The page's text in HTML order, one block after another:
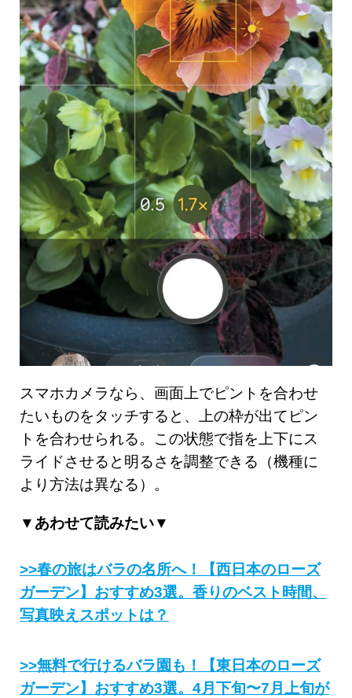
スマホカメラなら、画面上でピントを合わせ
たいものをタッチすると、上の枠が出てピン
トを合わせられる。この状態で指を上下にス
ライドさせると明るさを調整できる（機種に
より方法は異なる）。
▼あわせて読みたい▼
>>春の旅はバラの名所へ！【西日本のローズ
ガーデン】おすすめ3選。香りのベスト時間、
写真映えスポットは？
>>無料で行けるバラ園も！【東日本のローズ
ガーデン】おすすめ3選。4月下旬〜7月上旬が